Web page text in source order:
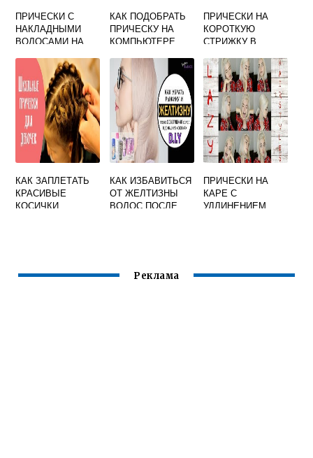
ПРИЧЕСКИ С
НАКЛАДНЫМИ
ВОЛОСАМИ НА
ДОМАШНИХ
УСЛОВИЯХ
КАК ПОДОБРАТЬ
ПРИЧЕСКУ НА
КОМПЬЮТЕРЕ
ПРИЧЕСКИ НА
КОРОТКУЮ
СТРИЖКУ В
УСЛОВИЯХ
КАК ЗАПЛЕТАТЬ
КРАСИВЫЕ
КОСИЧКИ
КАК ИЗБАВИТЬСЯ
ОТ ЖЕЛТИЗНЫ
ВОЛОС ПОСЛЕ
ПРИЧЕСКИ НА
КАРЕ С
УДЛИНЕНИЕМ
Реклама